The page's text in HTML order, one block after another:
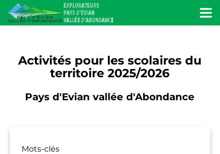
Activités pour les scolaires du
territoire 2025/2026
Pays d'Evian vallée d'Abondance
Mots-clés